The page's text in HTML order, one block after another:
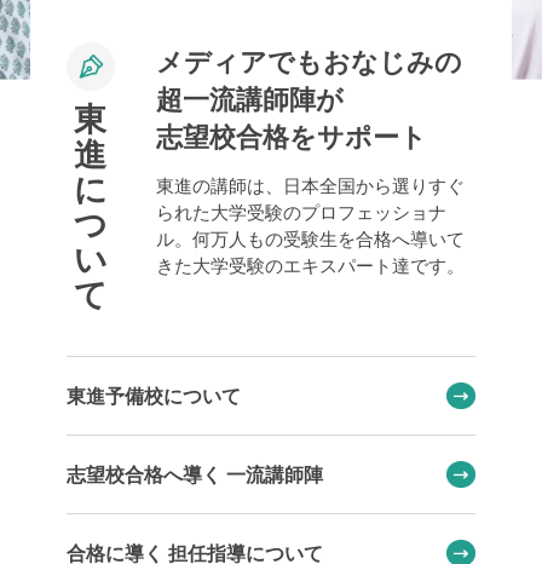
東
進
に
つ
い
て
メディアでもおなじみの
超一流講師陣が
志望校合格をサポート
東進の講師は、日本全国から選りすぐ
られた大学受験のプロフェッショナ
ル。何万人もの受験生を合格へ導いて
きた大学受験のエキスパート達です。
東進予備校について
志望校合格へ導く 一流講師陣
合格に導く 担任指導について